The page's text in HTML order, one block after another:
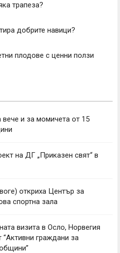
трапеза?
добрите навици?
плодове с ценни ползи
вече и за момичета от 15
на ДГ „Приказен свят“ в
откриха Център за
спортна зала
визита в Осло, Норвегия
“Активни граждани за